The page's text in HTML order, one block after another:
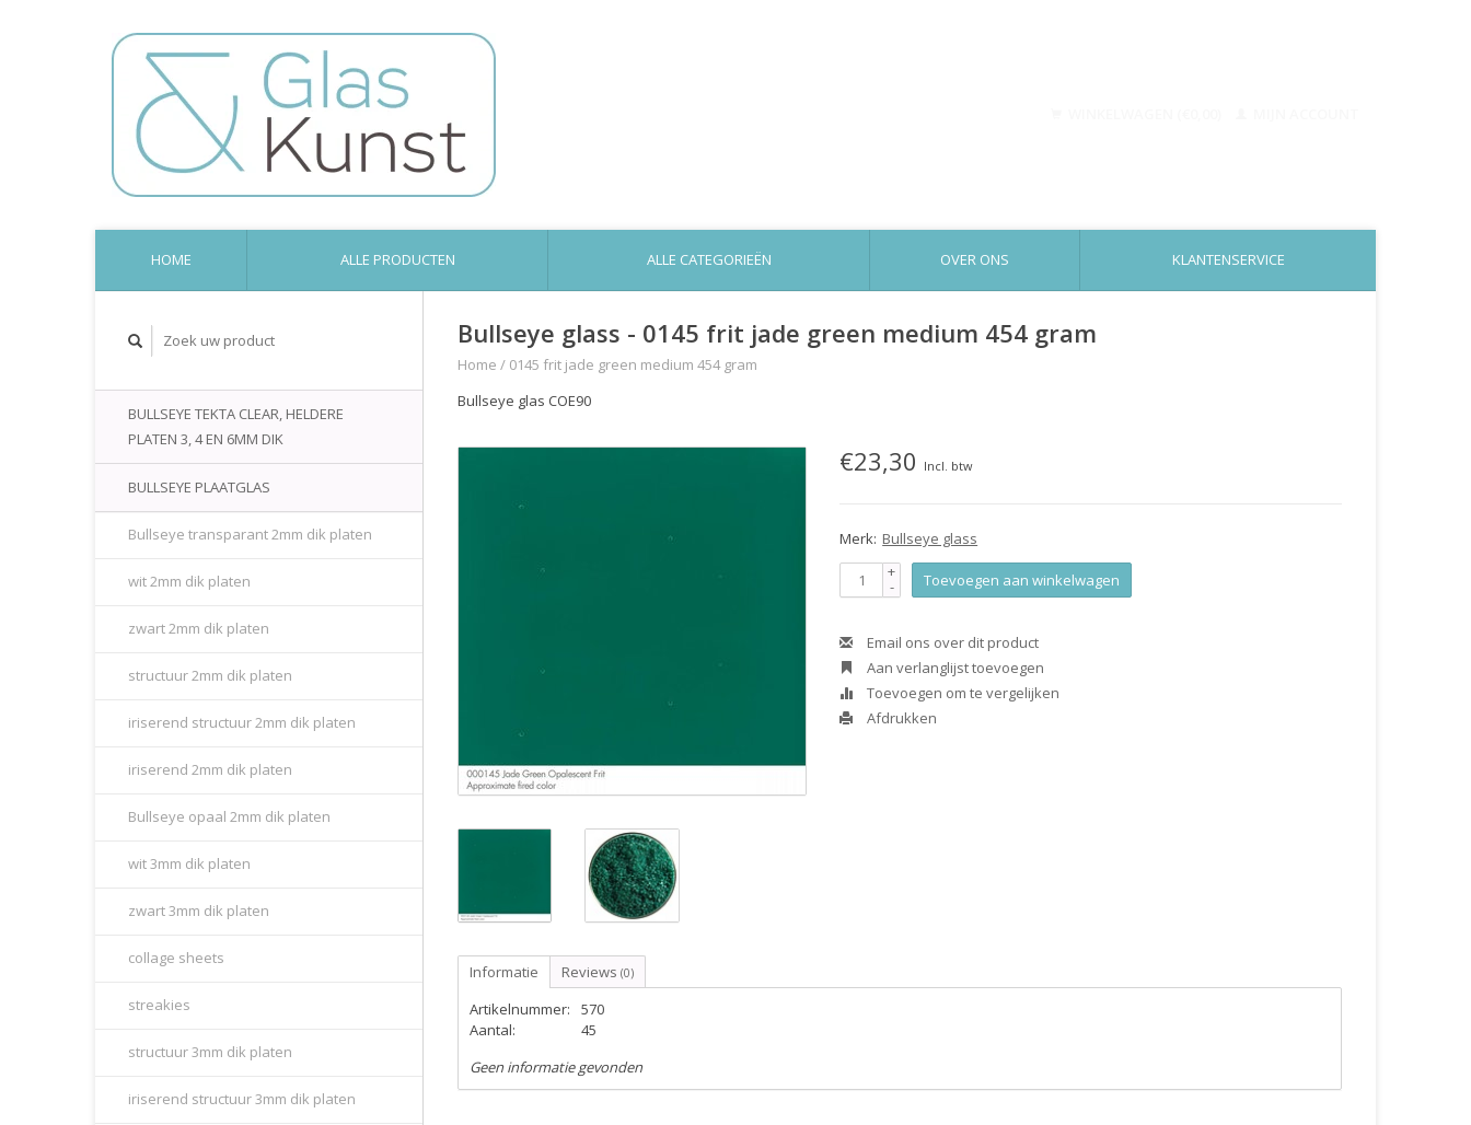
HOME ALLE PRODUCTEN ALLE CATEGORIEËN OVER ONS KLANTENSERVICE
BULLSEYE TEKTA CLEAR, HELDERE
PLATEN 3, 4 EN 6MM DIK
BULLSEYE PLAATGLAS
Bullseye transparant 2mm dik platen
wit 2mm dik platen
zwart 2mm dik platen
structuur 2mm dik platen
iriserend structuur 2mm dik platen
iriserend 2mm dik platen
Bullseye opaal 2mm dik platen
wit 3mm dik platen
zwart 3mm dik platen
collage sheets
streakies
structuur 3mm dik platen
iriserend structuur 3mm dik platen
Bullseye glass - 0145 frit jade green medium 454 gram
Home / 0145 frit jade green medium 454 gram
Bullseye glas COE90
€23,30 Incl. btw
Merk: Bullseye glass
+
- Toevoegen aan winkelwagen
Email ons over dit product
Aan verlanglijst toevoegen
Toevoegen om te vergelijken
Afdrukken
Informatie Reviews (0)
Artikelnummer:
570
Aantal:
45
Geen informatie gevonden